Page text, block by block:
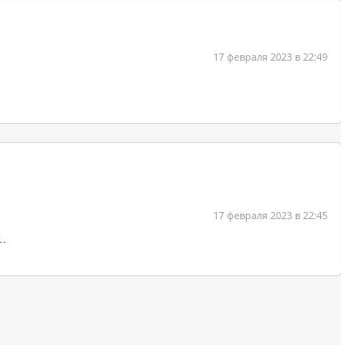
17 февраля 2023 в 22:49
17 февраля 2023 в 22:45